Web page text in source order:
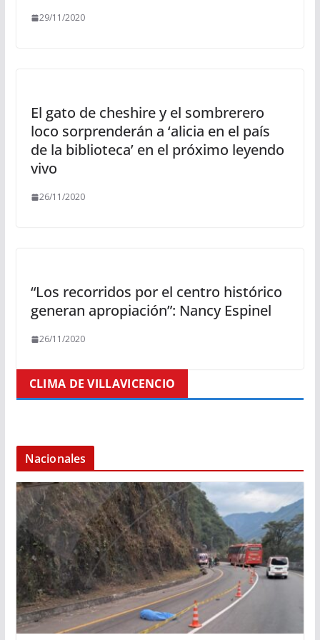
29/11/2020
El gato de cheshire y el sombrerero
loco sorprenderán a ‘alicia en el país
de la biblioteca’ en el próximo leyendo
vivo
26/11/2020
“Los recorridos por el centro histórico
generan apropiación”: Nancy Espinel
26/11/2020
CLIMA DE VILLAVICENCIO
Nacionales